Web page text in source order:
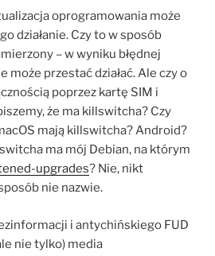
oprogramowania może
działanie. Czy to w sposób
– w wyniku błędnej
może przestać działać. Ale czy o
poprzez kartę SIM i
że ma killswitcha? Czy
mają killswitcha? Android?
ma mój Debian, na którym
upgrades? Nie, nikt
nie nazwie.
i antychińskiego FUD
nie tylko) media